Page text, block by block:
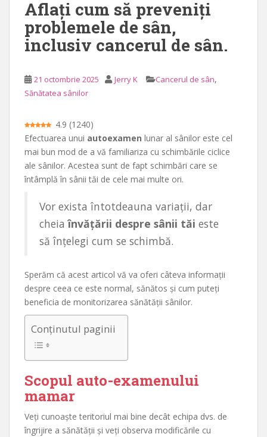
Aflați cum să preveniți
problemele de sân,
inclusiv cancerul de sân.
21 octombrie 2025 Jerry K Cancerul de sân,
Sănătatea sânilor
4.9 (1240)
Efectuarea unui autoexamen lunar al sânilor este cel
mai bun mod de a vă familiariza cu schimbările ciclice
ale sânilor. Acestea sunt de fapt schimbări care se
întâmplă în sânii tăi de cele mai multe ori.
Vor exista întotdeauna variații, dar
cheiaînvățării despre sânii tăi este
să înțelegi cum se schimbă.
Sperăm că acest articol vă va oferi câteva informații
despre ceea ce este normal, sănătos și cum puteți
beneficia de monitorizarea sănătății sânilor.
Conținutul paginii
Scopul auto-examenului
mamar
Veți cunoaște teritoriul mai bine decât echipa dvs. de
îngrijire a sănătății și veți observa modificările cu